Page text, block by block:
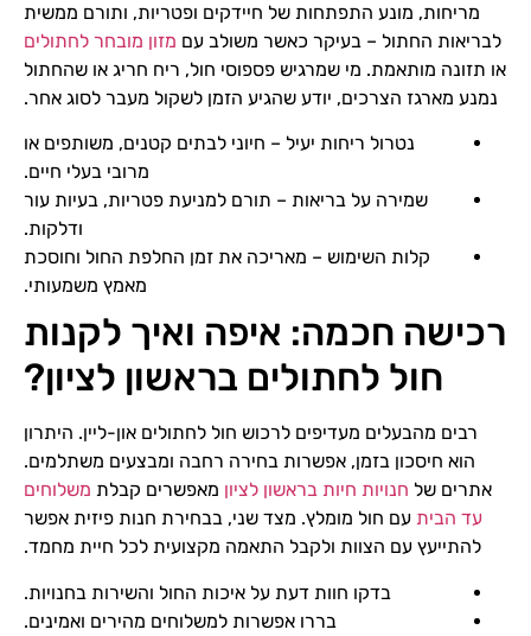
מריחות, מונע התפתחות של חיידקים ופטריות, ותורם ממשית
לבריאות החתול – בעיקר כאשר משולב עם מזון מובחר לחתולים
או תזונה מותאמת. מי שמרגיש פספוסי חול, ריח חריג או שהחתול
נמנע מארגז הצרכים, יודע שהגיע הזמן לשקול מעבר לסוג אחר.
נטרול ריחות יעיל – חיוני לבתים קטנים, משותפים או
מרובי בעלי חיים.
שמירה על בריאות – תורם למניעת פטריות, בעיות עור
ודלקות.
קלות השימוש – מאריכה את זמן החלפת החול וחוסכת
מאמץ משמעותי.
רכישה חכמה: איפה ואיך לקנות
חול לחתולים בראשון לציון?
רבים מהבעלים מעדיפים לרכוש חול לחתולים און-ליין. היתרון
הוא חיסכון בזמן, אפשרות בחירה רחבה ומבצעים משתלמים.
אתרים של חנויות חיות בראשון לציון מאפשרים קבלת משלוחים
עד הבית עם חול מומלץ. מצד שני, בבחירת חנות פיזית אפשר
להתייעץ עם הצוות ולקבל התאמה מקצועית לכל חיית מחמד.
בדקו חוות דעת על איכות החול והשירות בחנויות.
בררו אפשרות למשלוחים מהירים ואמינים.